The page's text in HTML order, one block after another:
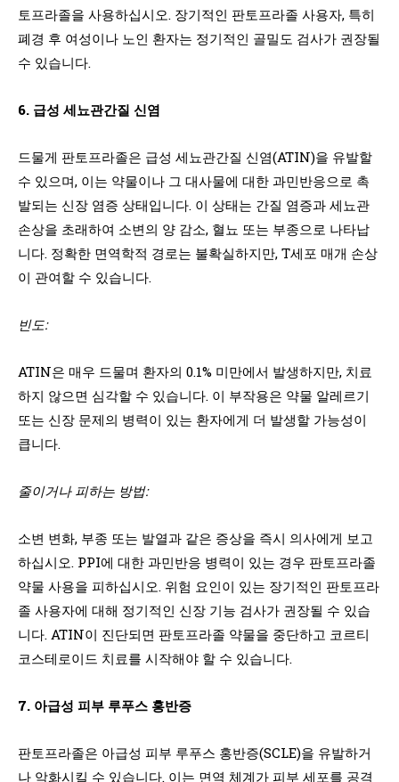
토프라졸을 사용하십시오. 장기적인 판토프라졸 사용자, 특히
폐경 후 여성이나 노인 환자는 정기적인 골밀도 검사가 권장될
수 있습니다.
6. 급성 세뇨관간질 신염
드물게 판토프라졸은 급성 세뇨관간질 신염(ATIN)을 유발할
수 있으며, 이는 약물이나 그 대사물에 대한 과민반응으로 촉
발되는 신장 염증 상태입니다. 이 상태는 간질 염증과 세뇨관
손상을 초래하여 소변의 양 감소, 혈뇨 또는 부종으로 나타납
니다. 정확한 면역학적 경로는 불확실하지만, T세포 매개 손상
이 관여할 수 있습니다.
빈도:
ATIN은 매우 드물며 환자의 0.1% 미만에서 발생하지만, 치료
하지 않으면 심각할 수 있습니다. 이 부작용은 약물 알레르기
또는 신장 문제의 병력이 있는 환자에게 더 발생할 가능성이
큽니다.
줄이거나 피하는 방법:
소변 변화, 부종 또는 발열과 같은 증상을 즉시 의사에게 보고
하십시오. PPI에 대한 과민반응 병력이 있는 경우 판토프라졸
약물 사용을 피하십시오. 위험 요인이 있는 장기적인 판토프라
졸 사용자에 대해 정기적인 신장 기능 검사가 권장될 수 있습
니다. ATIN이 진단되면 판토프라졸 약물을 중단하고 코르티
코스테로이드 치료를 시작해야 할 수 있습니다.
7. 아급성 피부 루푸스 홍반증
판토프라졸은 아급성 피부 루푸스 홍반증(SCLE)을 유발하거
나 악화시킬 수 있습니다. 이는 면역 체계가 피부 세포를 공격